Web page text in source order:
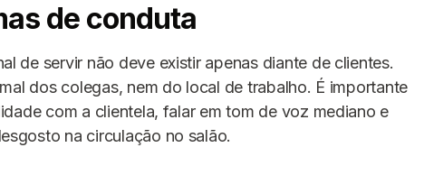
de conduta
de servir não deve existir apenas diante de clientes.
dos colegas, nem do local de trabalho. É importante
com a clientela, falar em tom de voz mediano e
na circulação no salão.